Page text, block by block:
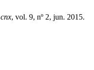
cnx, vol. 9, nº 2, jun. 2015.